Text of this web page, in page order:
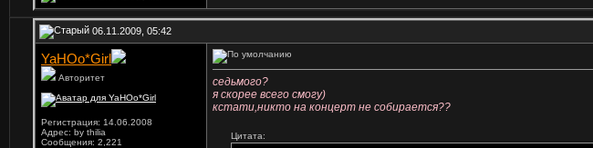
06.11.2009, 05:42
YaHOo*Girl
Авторитет
Регистрация: 14.06.2008
Адрес: by thilia
Сообщения: 2,221
седьмого?
я скорее всего смогу)
кстати,никто на концерт не собирается??
Цитата: